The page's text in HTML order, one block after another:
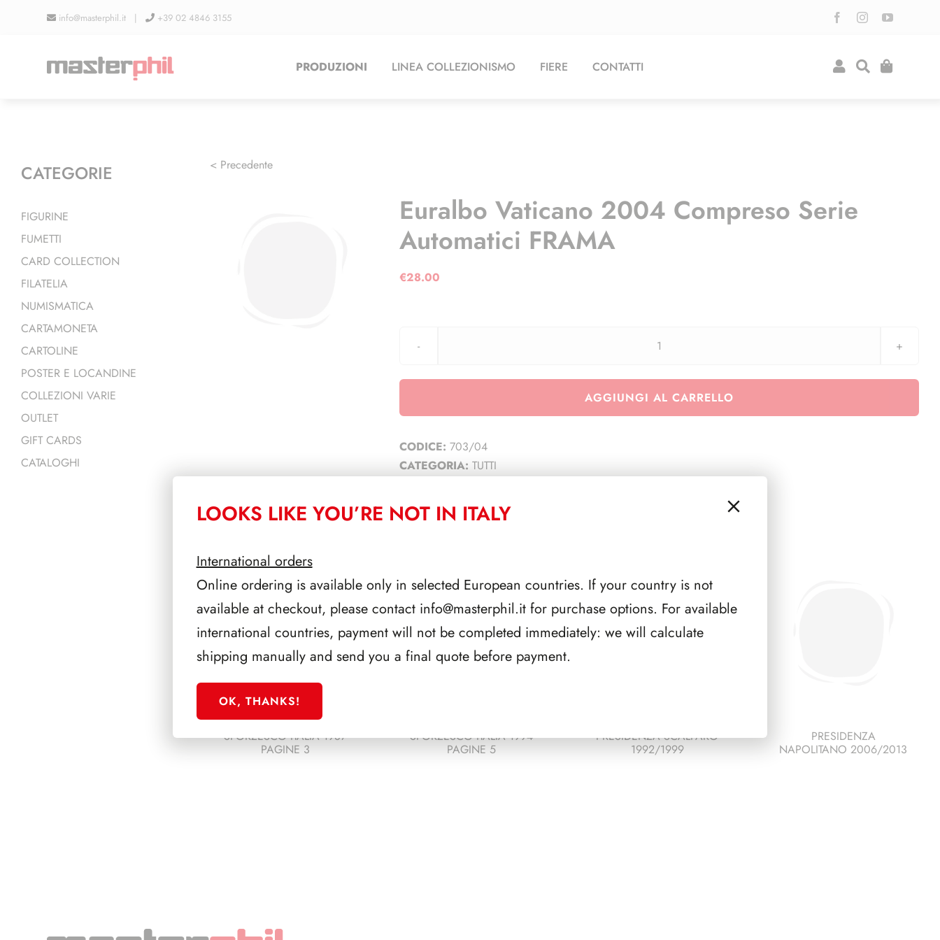
info@masterphil.it | +39 02 4846 3155
PRODUZIONI LINEA COLLEZIONISMO FIERE CONTATTI
< Precedente
Euralbo Vaticano 2004 Compreso Serie
Automatici FRAMA
€28.00
Euralbo
2004
AGGIUNGI AL CARRELLO
CODICE: 703/04
CATEGORIA: TUTTI
SFORZESCO ITALIA 1987
PAGINE 3
SFORZESCO ITALIA 1994
PAGINE 5
PRESIDENZA SCALFARO
1992/1999
PRESIDENZA
NAPOLITANO 2006/2013
CATEGORIE
FIGURINE
FUMETTI
CARD COLLECTION
FILATELIA
NUMISMATICA
CARTAMONETA
CARTOLINE
POSTER E LOCANDINE
COLLEZIONI VARIE
OUTLET
GIFT CARDS
CATALOGHI
LOOKS LIKE YOU’RE NOT IN ITALY
International orders
Online ordering is available only in selected European countries. If your country is not
available at checkout, please contact info@masterphil.itfor purchase options. For available
international countries, payment will not be completed immediately: we will calculate
shipping manually and send you a final quote before payment.
OK, THANKS!